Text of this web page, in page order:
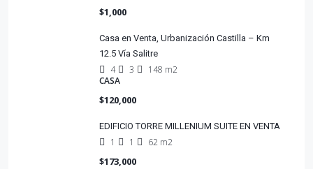
$1,000
Casa en Venta, Urbanización Castilla – Km
12.5 Vía Salitre
4 3
148 m2
CASA
$120,000
EDIFICIO TORRE MILLENIUM SUITE EN VENTA
1 1 62 m2
$173,000